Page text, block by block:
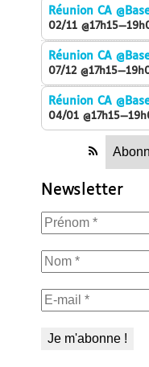
Réunion CA
02/11
Réunion CA
07/12
Réunion CA
04/01
Newsletter